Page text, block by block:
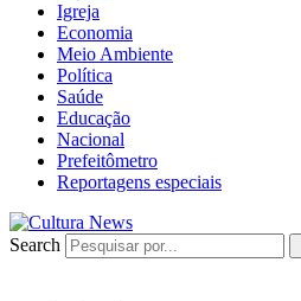
Igreja
Economia
Meio Ambiente
Política
Saúde
Educação
Nacional
Prefeitômetro
Reportagens especiais
Search